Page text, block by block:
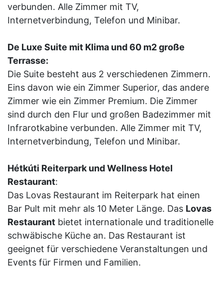
verbunden. Alle Zimmer mit TV,
Internetverbindung, Telefon und Minibar.
De Luxe Suite mit Klima und 60 m2 große
Terrasse:
Die Suite besteht aus 2 verschiedenen Zimmern.
Eins davon wie ein Zimmer Superior, das andere
Zimmer wie ein Zimmer Premium. Die Zimmer
sind durch den Flur und großen Badezimmer mit
Infrarotkabine verbunden. Alle Zimmer mit TV,
Internetverbindung, Telefon und Minibar.
Hétkúti Reiterpark und Wellness Hotel
Restaurant:
Das Lovas Restaurant im Reiterpark hat einen
Bar Pult mit mehr als 10 Meter Länge. Das Lovas
Restaurant bietet internationale und traditionelle
schwäbische Küche an. Das Restaurant ist
geeignet für verschiedene Veranstaltungen und
Events für Firmen und Familien.